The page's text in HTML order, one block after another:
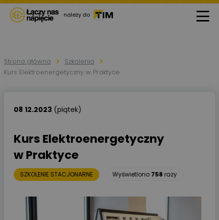
należy do
Strona główna
Szkolenia
Kurs Elektroenergetyczny w Praktyce
08 12.2023 (piątek)
Kurs Elektroenergetyczny
w Praktyce
SZKOLENIE STACJONARNE Wyświetlono 758 razy